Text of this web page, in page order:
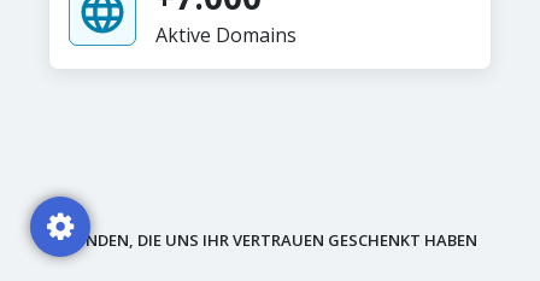
Aktive Domains
KUNDEN, DIE UNS IHR VERTRAUEN GESCHENKT HABEN